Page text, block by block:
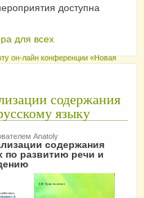
доступна
для всех
он-лайн конференции «Новая
содержания
языку
Anatoly
содержания
по развитию речи и